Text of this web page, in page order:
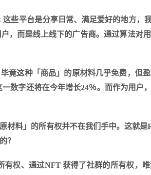
些平台是分享日常、满足爱好的地方，
，而是线上线下的广告商。通过算法对
竟这种「商品」的原材料几乎免费，但
数字还将在今年增长24％。而作为用户
材料」的所有权并不在我们手中。这就是
？
有权、通过NFT 获得了社群的所有权，